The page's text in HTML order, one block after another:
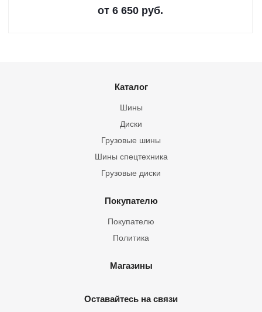
от 6 650 руб.
Каталог
Шины
Грузовые шины
Шины спецтехника
Диски
Грузовые диски
Покупателю
Покупателю
Политика
Магазины
Оставайтесь на связи